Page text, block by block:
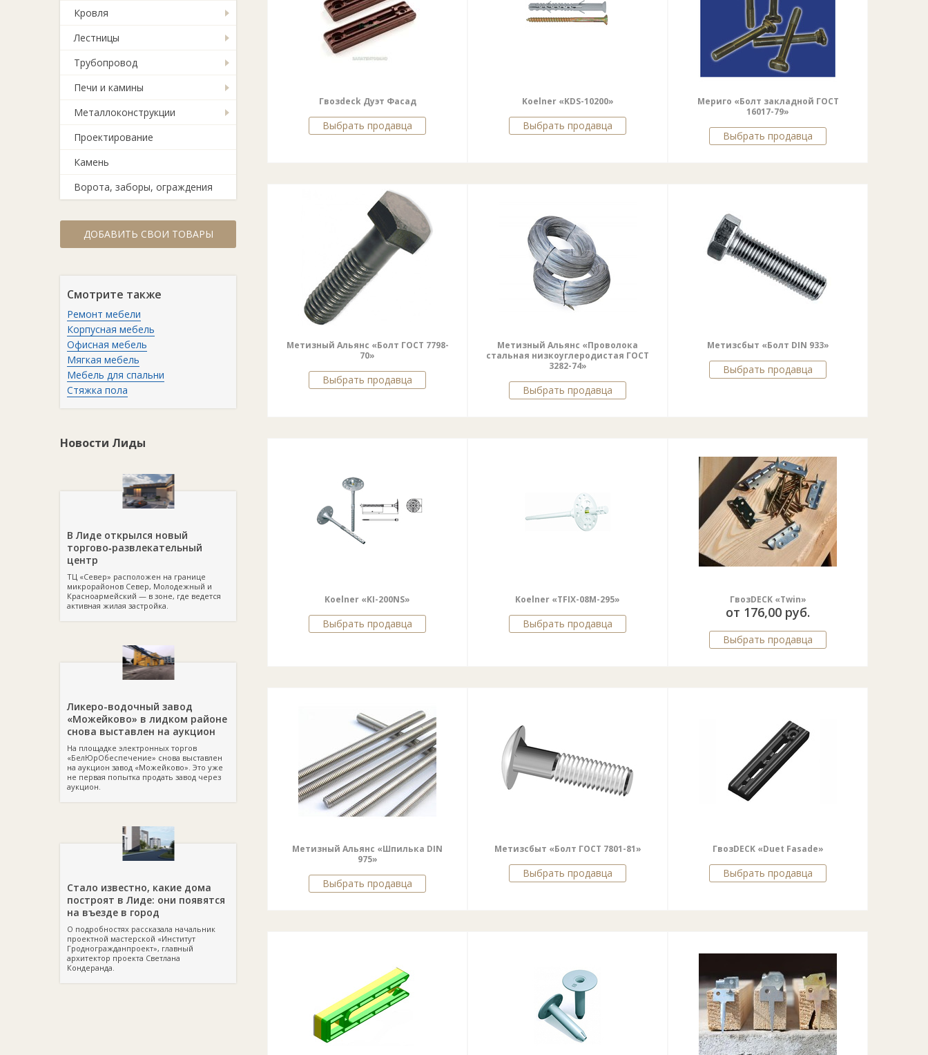
Кровля
Лестницы
Трубопровод
Печи и камины
Металлоконструкции
Проектирование
Камень
Ворота, заборы, ограждения
ДОБАВИТЬ СВОИ ТОВАРЫ
Смотрите также
Ремонт мебели
Корпусная мебель
Офисная мебель
Мягкая мебель
Мебель для спальни
Стяжка пола
Новости Лиды
В Лиде открылся новый
торгово‑развлекательный
центр
ТЦ «Север» расположен на границе
микрорайонов Север, Молодежный и
Красноармейский — в зоне, где ведется
активная жилая застройка.
Ликеро-водочный завод
«Можейково» в лидком районе
снова выставлен на аукцион
На площадке электронных торгов
«БелЮрОбеспечение» снова выставлен
на аукцион завод «Можейково». Это уже
не первая попытка продать завод через
аукцион.
Стало известно, какие дома
построят в Лиде: они появятся
на въезде в город
О подробностях рассказала начальник
проектной мастерской «Институт
Гродногражданпроект», главный
архитектор проекта Светлана
Кондеранда.
Гвозdeck Дуэт Фасад
Выбрать продавца
Koelner «KDS-10200»
Выбрать продавца
Мериго «Болт закладной ГОСТ
16017-79»
Выбрать продавца
Метизный Альянс «Болт ГОСТ 7798-
70»
Выбрать продавца
Метизный Альянс «Проволока
стальная низкоуглеродистая ГОСТ
3282-74»
Выбрать продавца
Метизсбыт «Болт DIN 933»
Выбрать продавца
Koelner «KI-200NS»
Выбрать продавца
Koelner «TFIX-08M-295»
Выбрать продавца
ГвозDECK «Twin»
от 176,00 руб.
Выбрать продавца
Метизный Альянс «Шпилька DIN
975»
Выбрать продавца
Метизсбыт «Болт ГОСТ 7801-81»
Выбрать продавца
ГвозDECK «Duet Fasade»
Выбрать продавца